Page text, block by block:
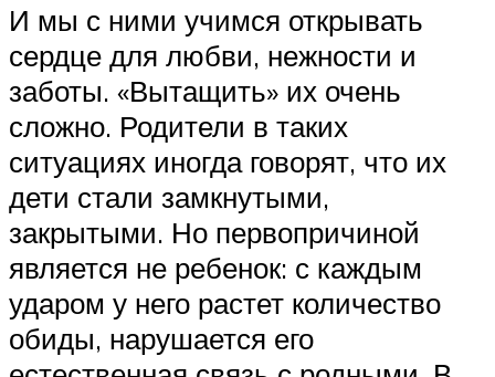
И мы с ними учимся открывать
сердце для любви, нежности и
заботы. «Вытащить» их очень
сложно. Родители в таких
ситуациях иногда говорят, что их
дети стали замкнутыми,
закрытыми. Но первопричиной
является не ребенок: с каждым
ударом у него растет количество
обиды, нарушается его